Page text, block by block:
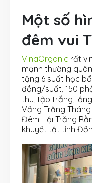
Một số
đêm vui
VinaOrganic rất
mạnh thường
tặng 6 suất học
đồng/suất, 150
thu, tập trắng,
Vầng Trăng
Đêm Hội Trăng
khuyết tật tỉnh